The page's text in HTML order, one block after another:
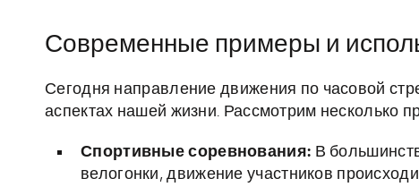
Современные примеры и
Сегодня направление движения по часовой
аспектах нашей жизни. Рассмотрим несколько
Спортивные соревнования: В
велогонки, движение участников